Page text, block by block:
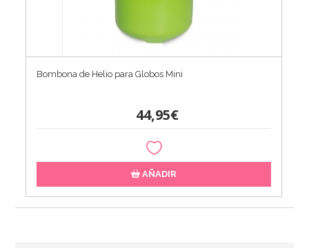
Bombona de Helio para Globos Mini
44,95€
AÑADIR